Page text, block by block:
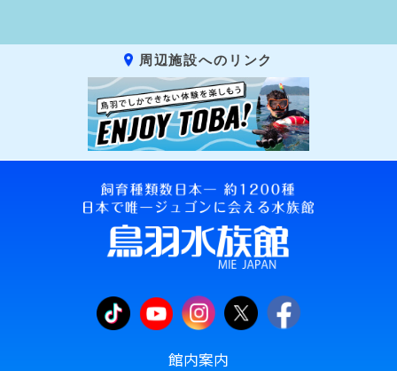
周辺施設へのリンク
館内案内